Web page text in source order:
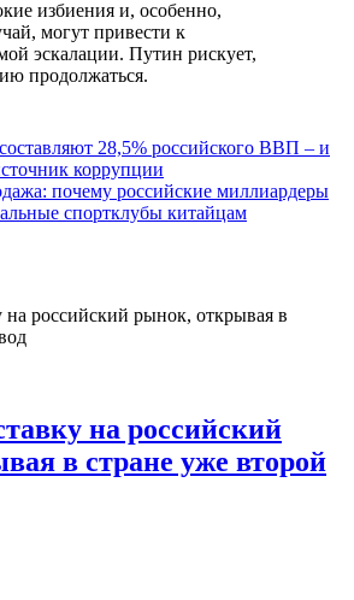
избиения и, особенно,
могут привести к
эскалации. Путин рискует,
продолжаться.
28,5% российского ВВП – и
коррупции
почему российские миллиардеры
спортклубы китайцам
на российский
в стране уже второй